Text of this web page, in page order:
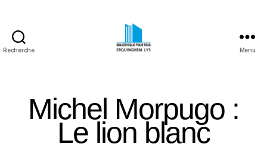
Recherche
Erquinghem
Lys
Menu
Michel Morpugo :
Le lion blanc